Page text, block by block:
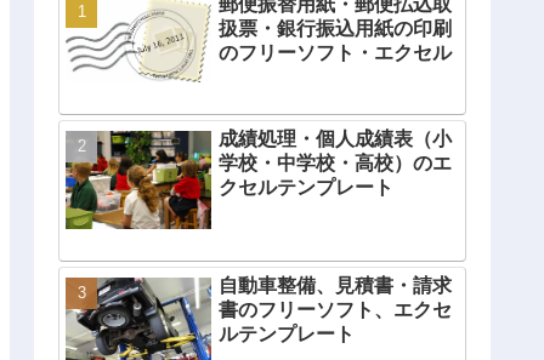
郵便振替用紙・郵便払込取
扱票・銀行振込用紙の印刷
のフリーソフト・エクセル
成績処理・個人成績表（小
学校・中学校・高校）のエ
クセルテンプレート
自動車整備、見積書・請求
書のフリーソフト、エクセ
ルテンプレート